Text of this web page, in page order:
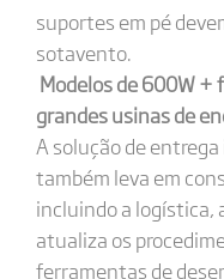
suportes em pé
sotavento.
Modelos de 600W +
grandes usinas de
A solução de
também leva em
incluindo a logística,
atualiza os
ferramentas de